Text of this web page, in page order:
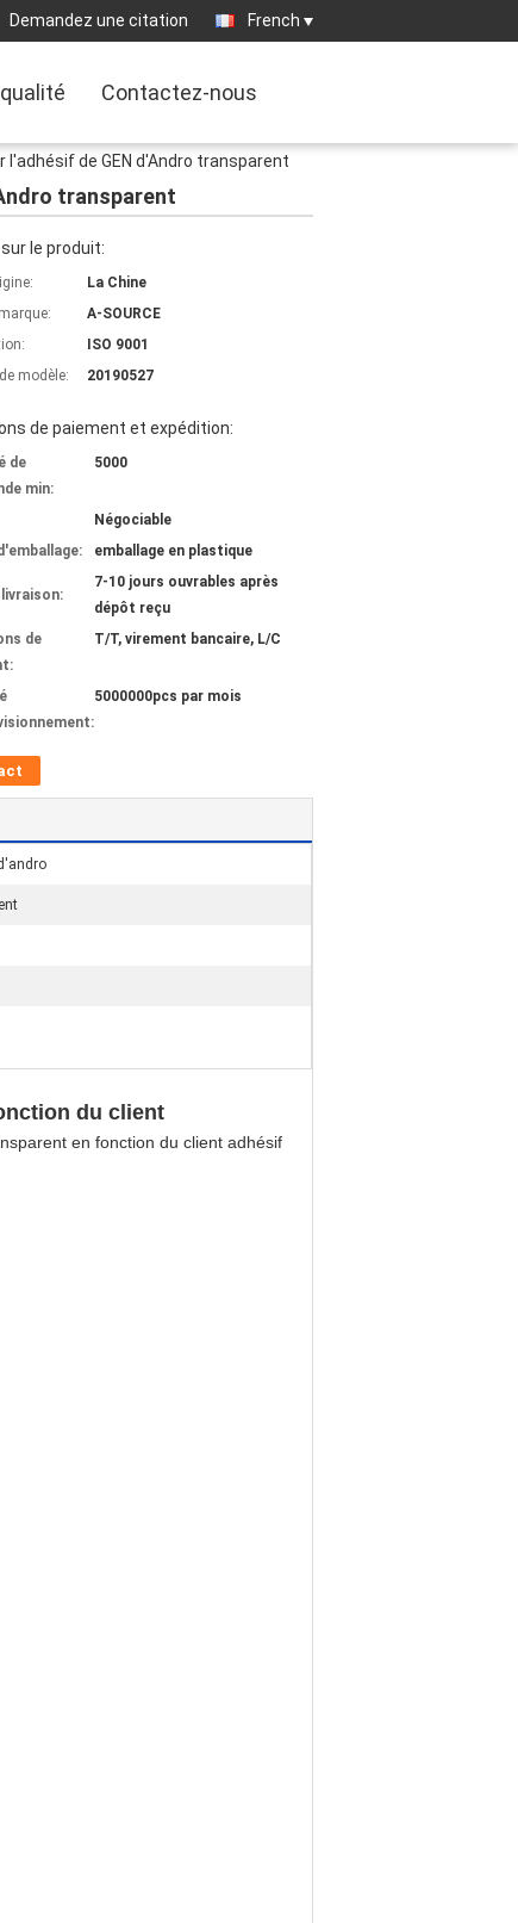
Demandez une citation French
Contactez-nous
l'adhésif de GEN d'Andro transparent
transparent
le produit:
La Chine
A-SOURCE
ISO 9001
modèle:
20190527
de paiement et expédition:
de
min:
5000
Négociable
emballage en plastique
livraison:
7-10 jours ouvrables après
dépôt reçu
de
T/T, virement bancaire, L/C
5000000pcs par mois
du client
en fonction du client adhésif